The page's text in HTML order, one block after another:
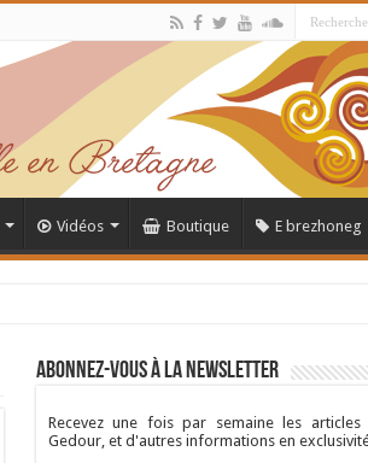
Vidéos Boutique E brezhoneg
Abonnez-vous à la newsletter
Recevez une fois par semaine les articles
Gedour, et d'autres informations en